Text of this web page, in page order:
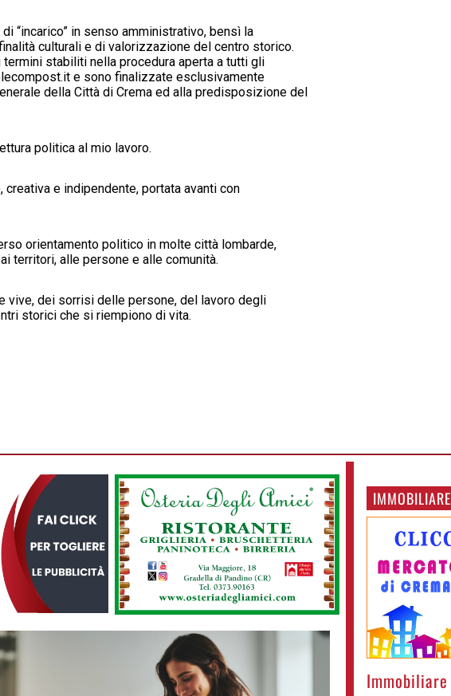
“incarico” in senso amministrativo, bensì la
culturali e di valorizzazione del centro storico.
stabiliti nella procedura aperta a tutti gli
e sono finalizzate esclusivamente
della Città di Crema ed alla predisposizione del
politica al mio lavoro.
e indipendente, portata avanti con
orientamento politico in molte città lombarde,
territori, alle persone e alle comunità.
vive, dei sorrisi delle persone, del lavoro degli
storici che si riempiono di vita.
IMMOBILIARE